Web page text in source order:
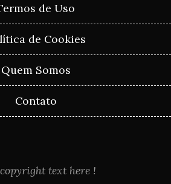
de Uso
de Cookies
Quem Somos
Contato
text here !